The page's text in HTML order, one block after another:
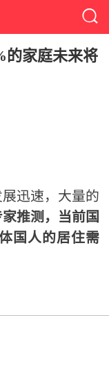
的家庭未来将
迅速，大量的
推测，当前国
国人的居住需